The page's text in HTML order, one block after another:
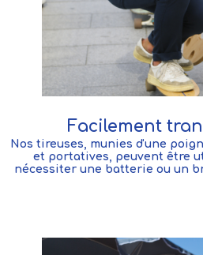
Facilement
Nos tireuses, munies d'une
et portatives, peuvent être
nécessiter une batterie ou un